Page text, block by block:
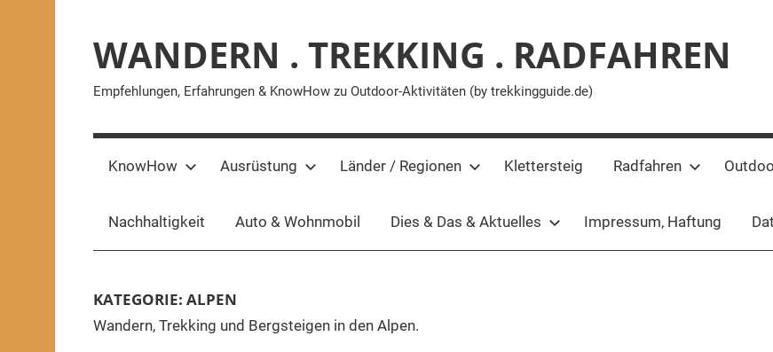
WANDERN . TREKKING . RADFAHREN
Empfehlungen, Erfahrungen & KnowHow zu Outdoor-Aktivitäten (by trekkingguide.de)
KnowHow Ausrüstung Länder / Regionen Klettersteig Radfahren
Nachhaltigkeit Auto & Wohnmobil Dies & Das & Aktuelles Impressum, Haftung
KATEGORIE: ALPEN
Wandern, Trekking und Bergsteigen in den Alpen.